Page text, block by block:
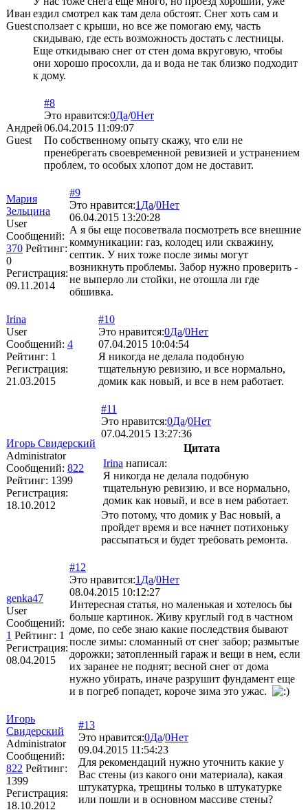
Иван
Guest
ездил смотрел как там дела обстоят. Снег хоть сам и
сползает с крыши, но все же помогаю ему, часть
скидываю, где есть возможность достать с лестницы.
Еще откидываю снег от стен дома вкруговую, чтобы
они хорошо просохли, да и вода не так близко подходит
к дому.
Андрей
Guest
#8
Это нравится:0Да/0Нет
06.04.2015 11:09:07
По собственному опыту скажу, что ели не
пренебрегать своевременной ревизией и устранением
проблем, то особых хлопот дом не доставит.
Мария
Зельцина
User
Сообщений:
370 Рейтинг:
0
Регистрация:
09.11.2014
#9
Это нравится:1 Да/0Нет
06.04.2015 13:20:28
А я бы еще посоветвала посмотреть все внешние
коммуникации: газ, колодец или скважину,
септик. У них тоже после зимы могут
возникнуть проблемы. Забор нужно проверить -
не выперло ли стойки, не отошла ли где
обшивка.
Irina
User
Сообщений: 4
Рейтинг: 1
Регистрация:
21.03.2015
#10
Это нравится:0Да/0Нет
07.04.2015 10:04:54
Я никогда не делала подобную
тщательную ревизию, и все нормально,
домик как новый, и все в нем работает.
Игорь Свидерский
Administrator
Сообщений: 822
Рейтинг: 1399
Регистрация:
18.10.2012
#11
Это нравится:0Да/0Нет
07.04.2015 13:27:36
Цитата
Irina написал:
Я никогда не делала подобную
тщательную ревизию, и все нормально,
домик как новый, и все в нем работает.
Это потому, что домик у Вас новый, а
пройдет время и все начнет потихоньку
рассыпаться и будет требовать ремонта.
genka47
User
Сообщений:
1 Рейтинг: 1
Регистрация:
08.04.2015
#12
Это нравится:1 Да/0Нет
08.04.2015 10:12:27
Интересная статья, но маленькая и хотелось бы
больше картинок. Живу круглый год в частном
доме, по себе знаю какие последствия бывают
после зимы: сломанный от снег забор; размытые
дорожки; затопленный гараж и вещи в нем, если
их заранее не поднят; весной снег от дома
нужно убирать, иначе разрушит фундамент еще
и в погреб попадет, короче зима это ужас.
Игорь
Свидерский
Administrator
Сообщений:
822 Рейтинг:
1399
Регистрация:
18.10.2012
#13
Это нравится:0Да/0Нет
09.04.2015 11:54:23
Для рекомендаций нужно уточнить какие у
Вас стены (из какого они материала), какая
штукатурка, трещины только в штукатурке
или пошли и в основном массиве стены?